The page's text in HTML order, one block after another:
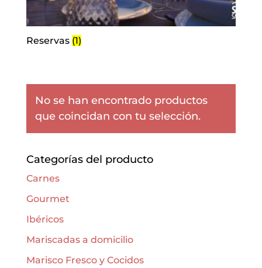
Reservas (1)
No se han encontrado productos
que coincidan con tu selección.
Categorías del producto
Carnes
Gourmet
Ibéricos
Mariscadas a domicilio
Marisco Fresco y Cocidos